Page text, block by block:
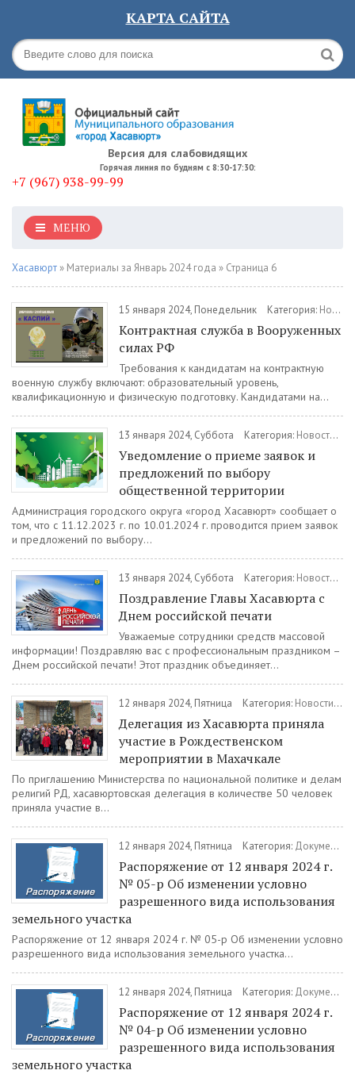
КАРТА САЙТА
Версия для слабовидящих
Горячая линия по будням с 8:30-17:30:
+7 (967) 938-99-99
МЕНЮ
Хасавюрт » Материалы за Январь 2024 года » Страница 6
15 января 2024, Понедельник Категория: Новости
Контрактная служба в Вооруженных
силах РФ
Требования к кандидатам на контрактную
военную службу включают: образовательный уровень,
квалификационную и физическую подготовку. Кандидатами на...
13 января 2024, Суббота Категория: Новости /
Уведомление о приеме заявок и
предложений по выбору
общественной территории
Администрация городского округа «город Хасавюрт» сообщает о
том, что с 11.12.2023 г. по 10.01.2024 г. проводится прием заявок
и предложений по выбору...
13 января 2024, Суббота Категория: Новости /
Поздравление Главы Хасавюрта с
Днем российской печати
Уважаемые сотрудники средств массовой
информации! Поздравляю вас с профессиональным праздником –
Днем российской печати! Этот праздник объединяет...
12 января 2024, Пятница Категория: Новости/
Делегация из Хасавюрта приняла
участие в Рождественском
мероприятии в Махачкале
По приглашению Министерства по национальной политике и делам
религий РД, хасавюртовская делегация в количестве 50 человек
приняла участие в...
12 января 2024, Пятница Категория: Документы
Распоряжение от 12 января 2024 г.
№ 05-р Об изменении условно
разрешенного вида использования
земельного участка
Распоряжение от 12 января 2024 г. № 05-р Об изменении условно
разрешенного вида использования земельного участка...
12 января 2024, Пятница Категория: Документы
Распоряжение от 12 января 2024 г.
№ 04-р Об изменении условно
разрешенного вида использования
земельного участка